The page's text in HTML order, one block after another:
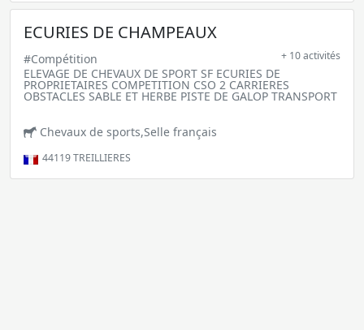
ECURIES DE CHAMPEAUX
#Compétition + 10 activités
ELEVAGE DE CHEVAUX DE SPORT SF ECURIES DE
PROPRIETAIRES COMPETITION CSO 2 CARRIERES
OBSTACLES SABLE ET HERBE PISTE DE GALOP TRANSPORT
Chevaux de sports,Selle français
44119TREILLIERES